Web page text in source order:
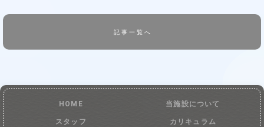
記事一覧へ
HOME 当施設について
スタッフ カリキュラム